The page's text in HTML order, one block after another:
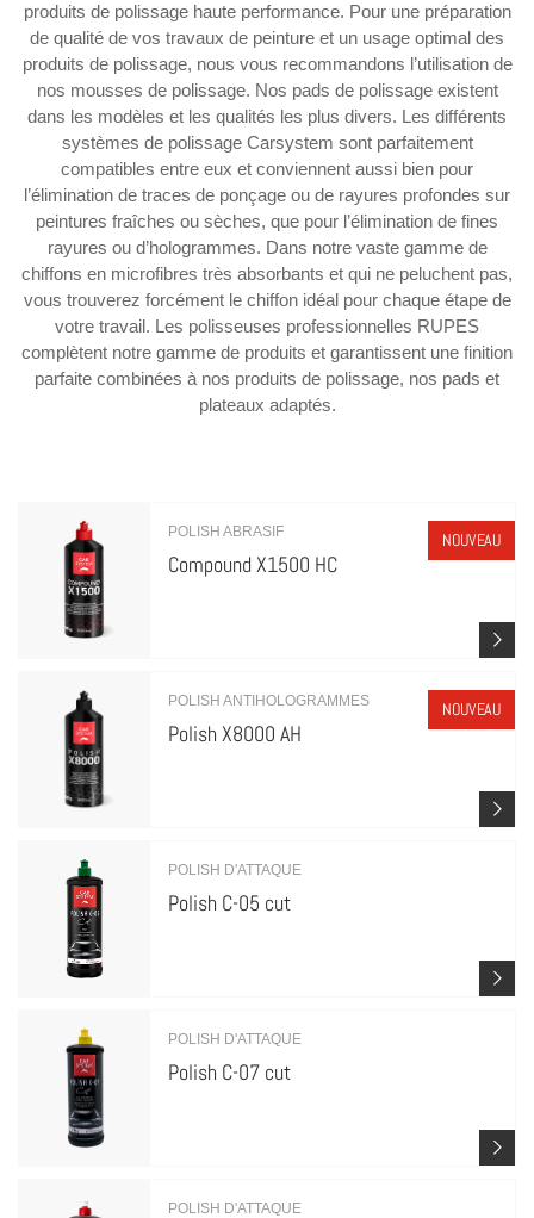
produits de polissage haute performance. Pour une préparation
de qualité de vos travaux de peinture et un usage optimal des
produits de polissage, nous vous recommandons l’utilisation de
nos mousses de polissage. Nos pads de polissage existent
dans les modèles et les qualités les plus divers. Les différents
systèmes de polissage Carsystem sont parfaitement
compatibles entre eux et conviennent aussi bien pour
l’élimination de traces de ponçage ou de rayures profondes sur
peintures fraîches ou sèches, que pour l’élimination de fines
rayures ou d’hologrammes. Dans notre vaste gamme de
chiffons en microfibres très absorbants et qui ne peluchent pas,
vous trouverez forcément le chiffon idéal pour chaque étape de
votre travail. Les polisseuses professionnelles RUPES
complètent notre gamme de produits et garantissent une finition
parfaite combinées à nos produits de polissage, nos pads et
plateaux adaptés.
NOUVEAU
POLISH ABRASIF
Compound X1500 HC
NOUVEAU
POLISH ANTIHOLOGRAMMES
Polish X8000 AH
POLISH D'ATTAQUE
Polish C-05 cut
POLISH D'ATTAQUE
Polish C-07 cut
POLISH D'ATTAQUE